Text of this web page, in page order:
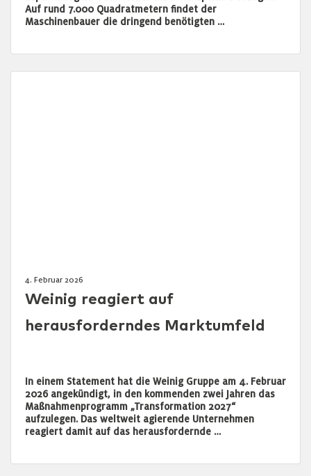
Auf rund 7.000 Quadratmetern findet der
Maschinenbauer die dringend benötigten …
4. Februar 2026
Weinig reagiert auf
herausforderndes Marktumfeld
In einem Statement hat die Weinig Gruppe am 4. Februar
2026 angekündigt, in den kommenden zwei Jahren das
Maßnahmenprogramm „Transformation 2027“
aufzulegen. Das weltweit agierende Unternehmen
reagiert damit auf das herausfordernde …